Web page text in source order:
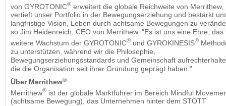
von GYROTONIC® erweitert die globale Reichweite von Merrithew,
vertieft unser Portfolio in der Bewegungserziehung und bestärkt
langfristige Vision, Leben durch achtsame Bewegungen zu
so Jim Heidenreich, CEO von Merrithew. "Es ist uns eine Ehre, das
weitere Wachstum der GYROTONIC® und GYROKINESIS®
zu unterstützen, während wir die Philosophie,
Bewegungserziehungsstandards und Gemeinschaft
die die Organisation seit ihrer Gründung geprägt haben."
Über Merrithew®
Merrithew® ist der globale Marktführer im Bereich Mindful
(achtsame Bewegung), das Unternehmen hinter dem STOTT